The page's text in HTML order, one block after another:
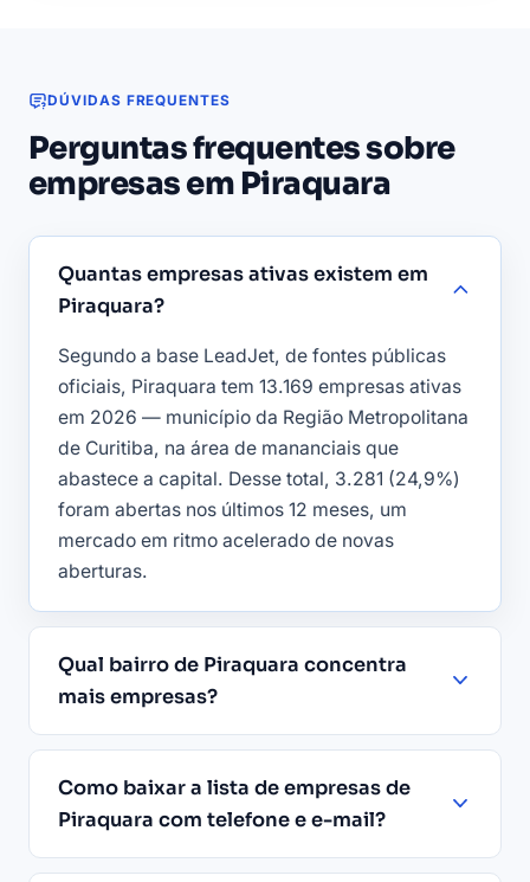
DÚVIDAS FREQUENTES
Perguntas frequentes sobre
empresas em Piraquara
Quantas empresas ativas existem em
Piraquara?
Segundo a base LeadJet, de fontes públicas
oficiais, Piraquara tem 13.169 empresas ativas
em 2026 — município da Região Metropolitana
de Curitiba, na área de mananciais que
abastece a capital. Desse total, 3.281 (24,9%)
foram abertas nos últimos 12 meses, um
mercado em ritmo acelerado de novas
aberturas.
Qual bairro de Piraquara concentra
mais empresas?
Como baixar a lista de empresas de
Piraquara com telefone e e-mail?